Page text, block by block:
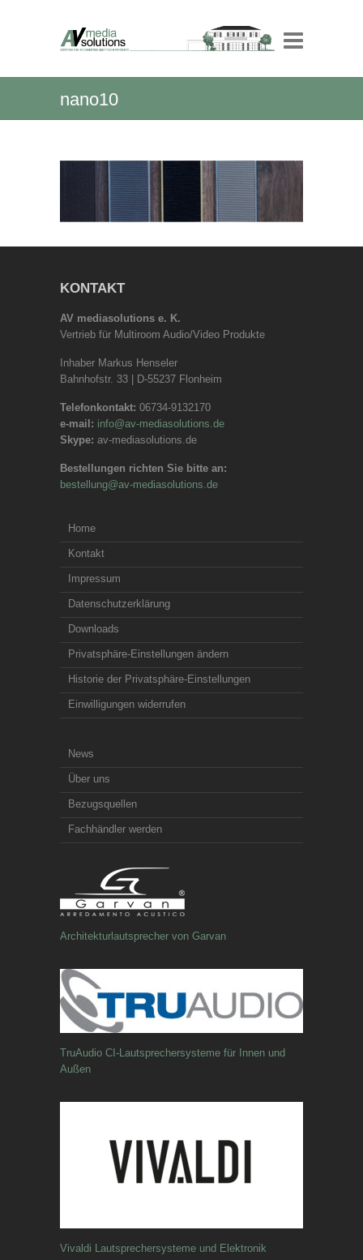
nano10
KONTAKT
AV mediasolutions e. K.
Vertrieb für Multiroom Audio/Video Produkte
Inhaber Markus Henseler
Bahnhofstr. 33 | D-55237 Flonheim
Telefonkontakt: 06734-9132170
e-mail: info@av-mediasolutions.de
Skype: av-mediasolutions.de
Bestellungen richten Sie bitte an:
bestellung@av-mediasolutions.de
Home
Kontakt
Impressum
Datenschutzerklärung
Downloads
Privatsphäre-Einstellungen ändern
Historie der Privatsphäre-Einstellungen
Einwilligungen widerrufen
News
Über uns
Bezugsquellen
Fachhändler werden
Architekturlautsprecher von Garvan
TruAudio CI-Lautsprechersysteme für Innen und
Außen
Vivaldi Lautsprechersysteme und Elektronik